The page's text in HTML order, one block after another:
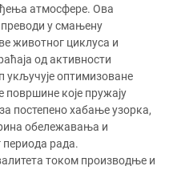
атмосфере. Ова
у смањену
животног циклуса и
од активности
оптимизоване
површине које пружају
постепено хабање узорка,
обележавања и
периода рада.
током производње и